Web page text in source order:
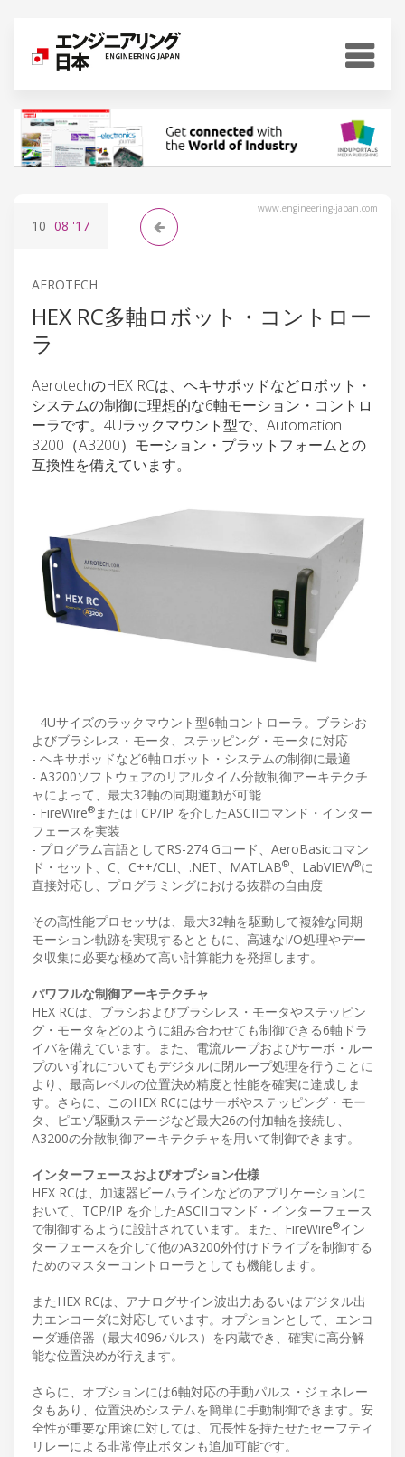
www.engineering-japan.com
10 08 '17
AEROTECH
HEX RC多軸ロボット・コントロー
ラ
AerotechのHEX RCは、ヘキサポッドなどロボット・
システムの制御に理想的な6軸モーション・コントロ
ーラです。4Uラックマウント型で、Automation
3200（A3200）モーション・プラットフォームとの
互換性を備えています。
- 4Uサイズのラックマウント型6軸コントローラ。ブラシお
よびブラシレス・モータ、ステッピング・モータに対応
- ヘキサポッドなど6軸ロボット・システムの制御に最適
- A3200ソフトウェアのリアルタイム分散制御アーキテクチ
ャによって、最大32軸の同期運動が可能
- FireWire® またはTCP/IP を介したASCIIコマンド・インター
フェースを実装
- プログラム言語としてRS-274 Gコード、AeroBasicコマン
ド・セット、C、C++/CLI、.NET、MATLAB® 、LabVIEW®に
直接対応し、プログラミングにおける抜群の自由度
その高性能プロセッサは、最大32軸を駆動して複雑な同期
モーション軌跡を実現するとともに、高速なI/O処理やデー
タ収集に必要な極めて高い計算能力を発揮します。
パワフルな制御アーキテクチャ
HEX RCは、ブラシおよびブラシレス・モータやステッピン
グ・モータをどのように組み合わせても制御できる6軸ドラ
イバを備えています。また、電流ループおよびサーボ・ルー
プのいずれについてもデジタルに閉ループ処理を行うことに
より、最高レベルの位置決め精度と性能を確実に達成しま
す。さらに、このHEX RCにはサーボやステッピング・モー
タ、ピエゾ駆動ステージなど最大26の付加軸を接続し、
A3200の分散制御アーキテクチャを用いて制御できます。
インターフェースおよびオプション仕様
HEX RCは、加速器ビームラインなどのアプリケーションに
おいて、TCP/IP を介したASCIIコマンド・インターフェース
で制御するように設計されています。また、FireWire®イン
ターフェースを介して他のA3200外付けドライブを制御する
ためのマスターコントローラとしても機能します。
またHEX RCは、アナログサイン波出力あるいはデジタル出
力エンコーダに対応しています。オプションとして、エンコ
ーダ逓倍器（最大4096パルス）を内蔵でき、確実に高分解
能な位置決めが行えます。
さらに、オプションには6軸対応の手動パルス・ジェネレー
タもあり、位置決めシステムを簡単に手動制御できます。安
全性が重要な用途に対しては、冗長性を持たせたセーフティ
リレーによる非常停止ボタンも追加可能です。